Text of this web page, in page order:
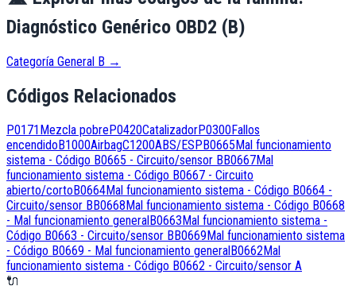
Diagnóstico Genérico OBD2 (B)
Categoría General B →
Códigos Relacionados
P0171 Mezcla pobre P0420CatalizadorP0300 Fallos
encendido B1000AirbagC1200ABS/ESP B0665 Mal funcionamiento
sistema - Código B0665 - Circuito/sensor B B0667Mal
funcionamiento sistema - Código B0667 - Circuito
abierto/corto B0664Mal funcionamiento sistema - Código B0664 -
Circuito/sensor B B0668 Mal funcionamiento sistema - Código B0668
- Mal funcionamiento general B0663 Mal funcionamiento sistema -
Código B0663 - Circuito/sensor B B0669 Mal funcionamiento sistema
- Código B0669 - Mal funcionamiento general B0662Mal
funcionamiento sistema - Código B0662 - Circuito/sensor A
🔌